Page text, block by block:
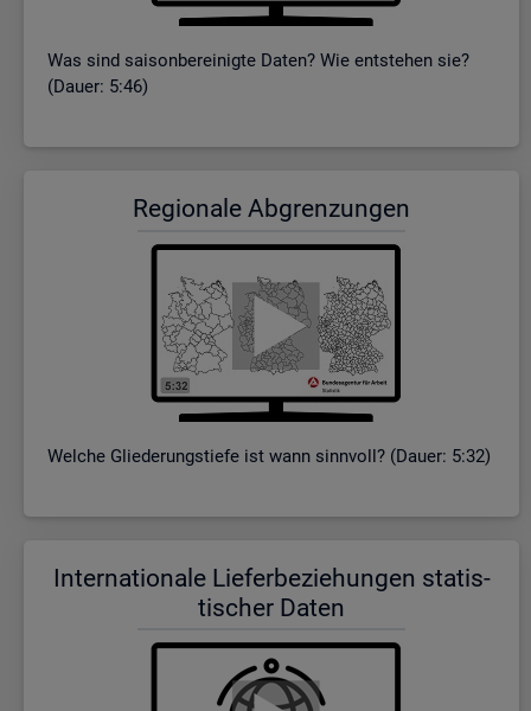
Was sind sai­son­be­rei­nig­te Daten? Wie ent­ste­hen sie?
(Dauer: 5:46)
Re­gio­na­le Ab­gren­zun­gen
Wel­che Glie­de­rungs­tie­fe ist wann sinn­voll? (Dauer: 5:32)
In­ter­na­tio­na­le Lie­fer­be­zie­hun­gen sta­tis­
ti­scher Daten